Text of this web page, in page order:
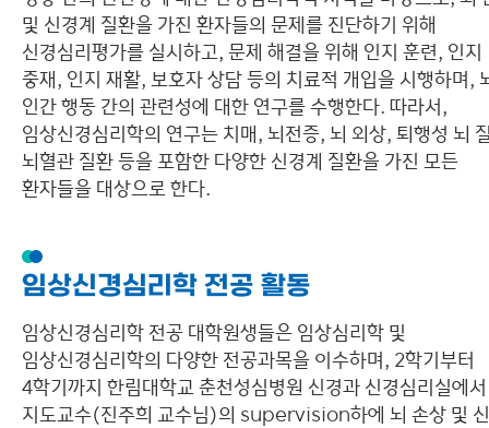
및 신경계 질환을 가진 환자들의 문제를 진단하기 위해
신경심리평가를 실시하고, 문제 해결을 위해 인지 훈련, 인지
중재, 인지 재활, 보호자 상담 등의 치료적 개입을 시행하며,
인간 행동 간의 관련성에 대한 연구를 수행한다. 따라서,
임상신경심리학의 연구는 치매, 뇌전증, 뇌 외상, 퇴행성 뇌
뇌혈관 질환 등을 포함한 다양한 신경계 질환을 가진 모든
환자들을 대상으로 한다.
임상신경심리학 전공 활동
임상신경심리학 전공 대학원생들은 임상심리학 및
임상신경심리학의 다양한 전공과목을 이수하며, 2학기부터
4학기까지 한림대학교 춘천성심병원 신경과 신경심리실에서
지도교수(진주희 교수님)의 supervision하에 뇌 손상 및